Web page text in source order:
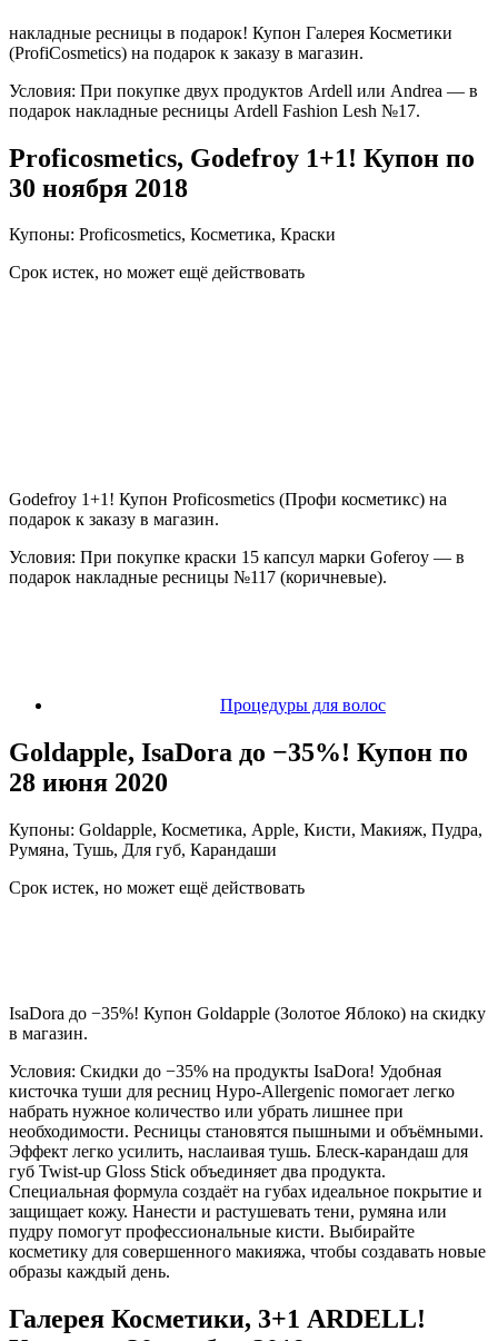
накладные ресницы в подарок! Купон Галерея Косметики
(ProfiCosmetics) на подарок к заказу в магазин.
Условия: При покупке двух продуктов Ardell или Andrea — в
подарок накладные ресницы Ardell Fashion Lesh №17.
Proficosmetics, Godefroy 1+1! Купон по
30 ноября 2018
Купоны: Proficosmetics, Косметика, Краски
Срок истек, но может ещё действовать
Godefroy 1+1! Купон Proficosmetics (Профи косметикс) на
подарок к заказу в магазин.
Условия: При покупке краски 15 капсул марки Goferoy — в
подарок накладные ресницы №117 (коричневые).
Процедуры для волос
Goldapple, IsaDora до −35%! Купон по
28 июня 2020
Купоны: Goldapple, Косметика, Apple, Кисти, Макияж, Пудра,
Румяна, Тушь, Для губ, Карандаши
Срок истек, но может ещё действовать
IsaDora до −35%! Купон Goldapple (Золотое Яблоко) на скидку
в магазин.
Условия: Скидки до −35% на продукты IsaDora! Удобная
кисточка туши для ресниц Hypo-Allergenic помогает легко
набрать нужное количество или убрать лишнее при
необходимости. Ресницы становятся пышными и объёмными.
Эффект легко усилить, наслаивая тушь. Блеск-карандаш для
губ Twist-up Gloss Stick объединяет два продукта.
Специальная формула создаёт на губах идеальное покрытие и
защищает кожу. Нанести и растушевать тени, румяна или
пудру помогут профессиональные кисти. Выбирайте
косметику для совершенного макияжа, чтобы создавать новые
образы каждый день.
Галерея Косметики, 3+1 ARDELL!